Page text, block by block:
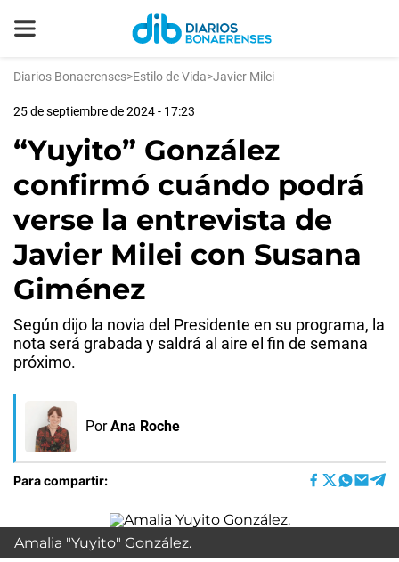
Diarios Bonaerenses>Estilo de Vida>Javier Milei
25 de septiembre de 2024 - 17:23
“Yuyito” González
confirmó cuándo podrá
verse la entrevista de
Javier Milei con Susana
Giménez
Según dijo la novia del Presidente en su programa, la
nota será grabada y saldrá al aire el fin de semana
próximo.
Por Ana Roche
Para compartir:
Amalia "Yuyito" González.